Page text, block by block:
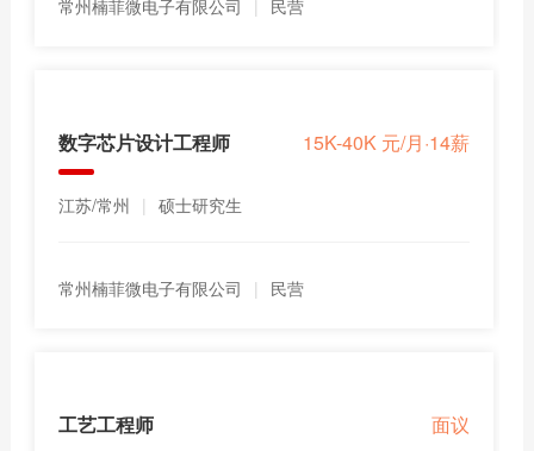
常州楠菲微电子有限公司 | 民营
15K-40K 元/月·14薪
数字芯片设计工程师
江苏/常州 | 硕士研究生
常州楠菲微电子有限公司 | 民营
面议
工艺工程师